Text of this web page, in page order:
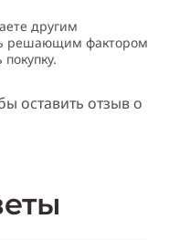
другим
решающим фактором
оставить отзыв о